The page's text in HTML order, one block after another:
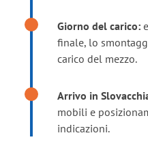
Giorno del carico:
finale, lo
carico del mezzo.
Arrivo in
mobili e
indicazioni.